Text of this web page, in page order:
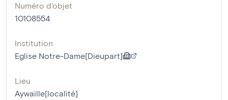
Numéro d'objet
10108554
Institution
Eglise Notre-Dame[Dieupart]
Lieu
Aywaille[localité]